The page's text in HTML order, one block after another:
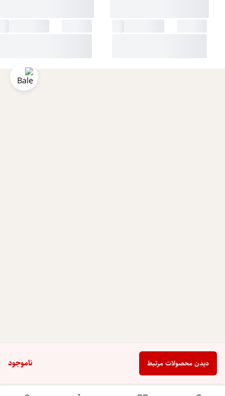
ناموجود دیدن محصولات مرتبط